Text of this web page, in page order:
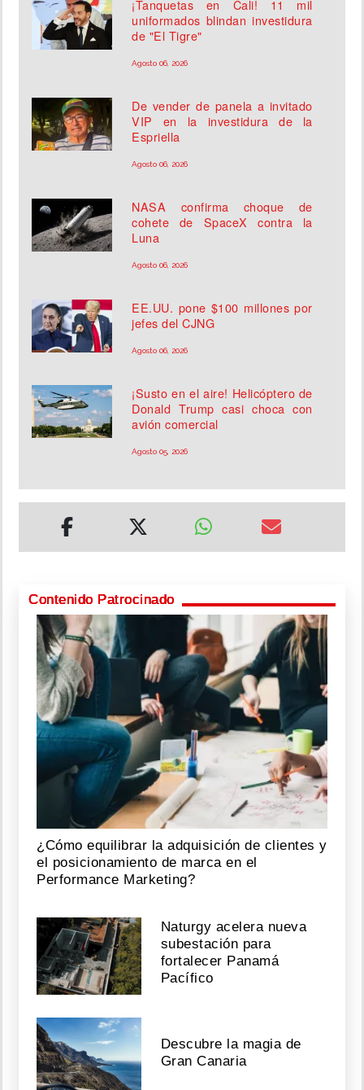
¡Tanquetas en Cali! 11 mil
uniformados blindan investidura
de "El Tigre"
Agosto 06, 2026
De vender de panela a invitado
VIP en la investidura de la
Espriella
Agosto 06, 2026
NASA confirma choque de
cohete de SpaceX contra la
Luna
Agosto 06, 2026
EE.UU. pone $100 millones por
jefes del CJNG
Agosto 06, 2026
¡Susto en el aire! Helicóptero de
Donald Trump casi choca con
avión comercial
Agosto 05, 2026
Contenido Patrocinado
¿Cómo equilibrar la adquisición de clientes y
el posicionamiento de marca en el
Performance Marketing?
Naturgy acelera nueva
subestación para
fortalecer Panamá
Pacífico
Descubre la magia de
Gran Canaria